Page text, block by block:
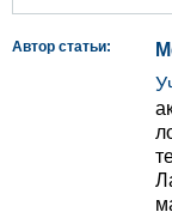
Автор статьи: